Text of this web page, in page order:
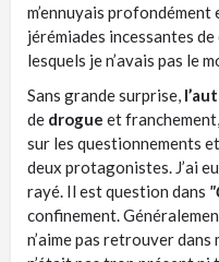
m’ennuyais profondément
jérémiades incessantes
lesquels je n’avais pas le
Sans grande surprise,
de drogue et
sur les questionnements
deux protagonistes. J’ai
rayé. Il est question dans
confinement.
n’aime pas retrouver dans